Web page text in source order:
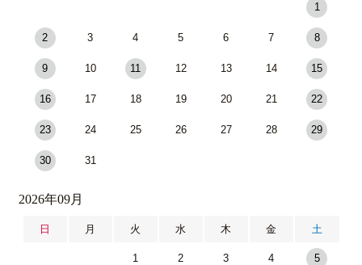
1
2 3 4 5 6 7 8
9 10 11 12 13 14 15
16 17 18 19 20 21 22
23 24 25 26 27 28 29
30 31
2026年09月
日 月 火 水 木 金 土
1 2 3 4 5